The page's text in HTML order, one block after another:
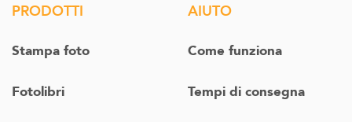
PRODOTTI
Stampa foto
Fotolibri
AIUTO
Come funziona
Tempi di consegna